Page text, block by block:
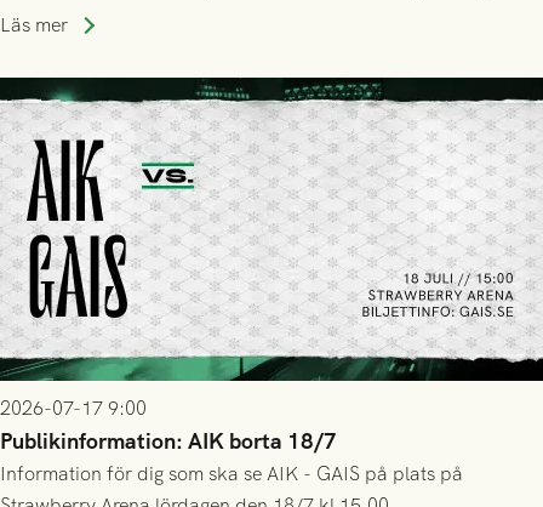
trupp till matchen:
Läs mer
2026-07-17 9:00
Publikinformation: AIK borta 18/7
Information för dig som ska se AIK - GAIS på plats på